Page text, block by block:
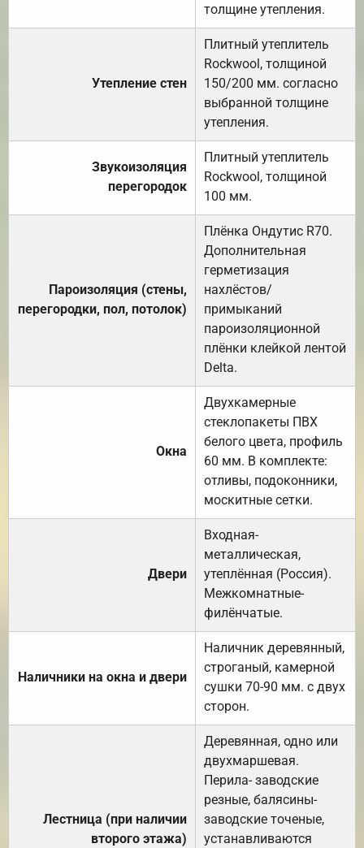
толщине утепления.
Утепление стен
Плитный утеплитель
Rockwool, толщиной
150/200 мм. согласно
выбранной толщине
утепления.
Звукоизоляция
перегородок
Плитный утеплитель
Rockwool, толщиной
100 мм.
Пароизоляция (стены,
перегородки, пол, потолок)
Плёнка Ондутис R70.
Дополнительная
герметизация
нахлёстов/
примыканий
пароизоляционной
плёнки клейкой лентой
Delta.
Окна
Двухкамерные
стеклопакеты ПВХ
белого цвета, профиль
60 мм. В комплекте:
отливы, подоконники,
москитные сетки.
Двери
Входная-
металлическая,
утеплённая (Россия).
Межкомнатные-
филёнчатые.
Наличники на окна и двери
Наличник деревянный,
строганый, камерной
сушки 70-90 мм. с двух
сторон.
Лестница (при наличии
второго этажа)
Деревянная, одно или
двухмаршевая.
Перила- заводские
резные, балясины-
заводские точеные,
устанавливаются